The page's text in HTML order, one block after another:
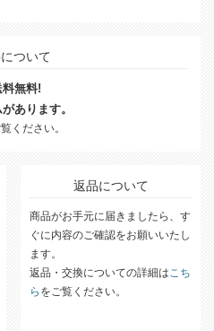
ついて
無料!
あります。
ください。
返品について
商品がお手元に届きましたら、す
ぐに内容のご確認をお願いいたし
ます。
返品・交換についての詳細はこち
ら をご覧ください。